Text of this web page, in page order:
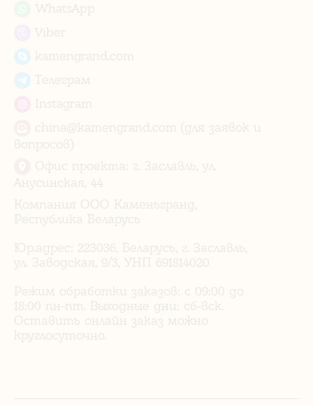
WhatsApp
Viber
kamengrand.com
Телеграм
Instagram
china@kamengrand.com (для заявок и
вопросов)
Офис проекта: г. Заславль, ул.
Анусинская, 44
Компания ООО Каменьгранд,
Республика Беларусь
Юр.адрес: 223036, Беларусь, г. Заславль,
ул. Заводская, 9/3, УНП 691814020
Режим обработки заказов: с 09:00 до
18:00 пн-пт. Выходные дни: сб-вск.
Оставить онлайн заказ можно
круглосуточно.